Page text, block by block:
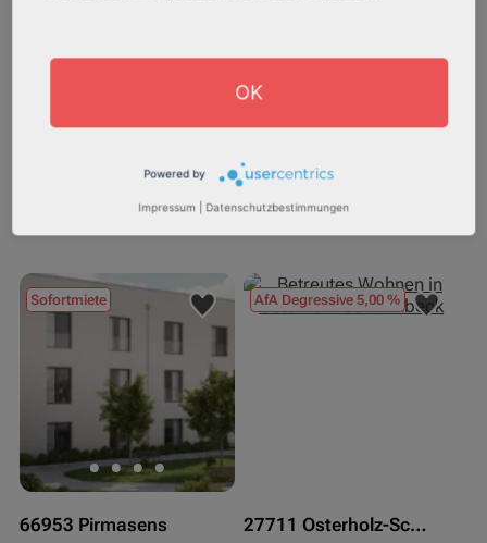
Pflegeapartment
42,91 m² - 46,13 m²
Pflegeapartment
Objekteigenschaft:
73,15 m² - 77,83 m²
Sofortmiete
66953 Pirmasens
AfA Degressive 5,00 %
27711 Osterholz-Scharmbeck
OK
Powered by
Impressum Datenschutzbestimmungen